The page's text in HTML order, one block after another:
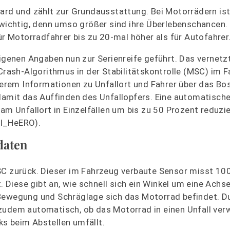
und zählt zur Grundausstattung. Bei Motorrädern
denn umso größer sind ihre Überlebenschancen.
Motorradfahrer bis zu 20-mal höher als für
Angaben nun zur Serienreife geführt. Das
Algorithmus in der Stabilitätskontrolle (MSC) im
Informationen zu Unfallort und Fahrer über das
das Auffinden des Unfallopfers. Eine
Unfallort in Einzelfällen um bis zu 50 Prozent
zurück. Dieser im Fahrzeug verbaute Sensor misst
gibt an, wie schnell sich ein Winkel um eine
und Schräglage sich das Motorrad befindet.
automatisch, ob das Motorrad in einen Unfall
beim Abstellen umfällt.